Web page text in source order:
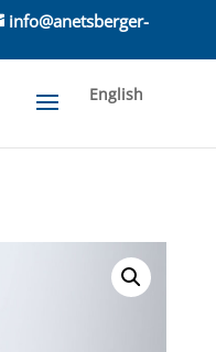
info@anetsberger-
English